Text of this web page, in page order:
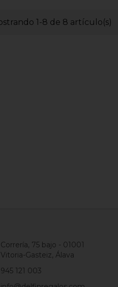
1-8 de 8 artículo(s)
Correría, 75 bajo - 01001
Vitoria-Gasteiz, Álava
945 121 003